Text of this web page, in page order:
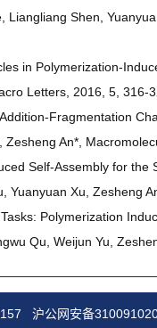
Liangliang Shen,
in Polymerization-
Letters, 2016, 5, 316-
Fragmentation
An*,
Self-Assembly for
Yuanyuan Xu, Zesheng
Polymerization
Qu, Weijun Yu,
沪公网安备